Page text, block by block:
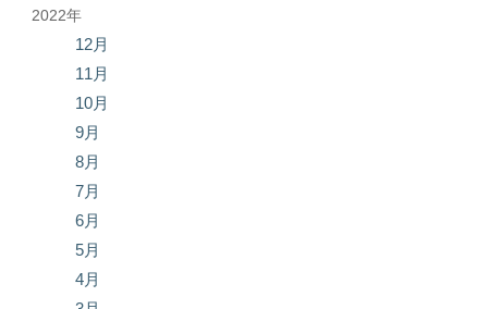
2022年
12月
11月
10月
9月
8月
7月
6月
5月
4月